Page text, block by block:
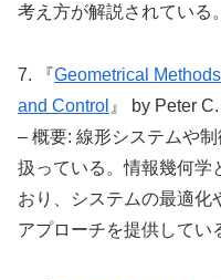
考え方が解説されている。
7. 『Geometrical
and Control 』 by Peter
– 概要: 線形システムや
扱っている。情報幾何学
おり、システムの最適化
アプローチを提供してい